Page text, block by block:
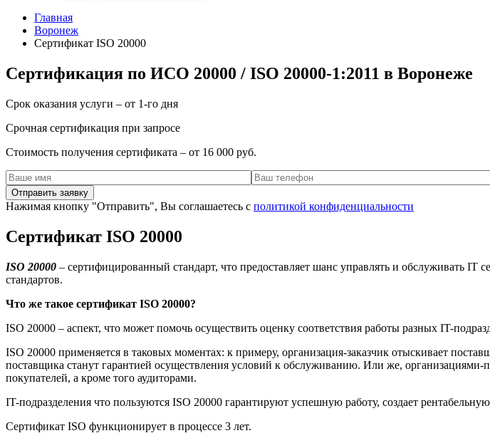
Главная
Воронеж
Сертификат ISO 20000
Сертификация по ИСО 20000 / ISO 20000-1:2011 в Воронеже
Срок оказания услуги – от 1-го дня
Срочная сертификация при запросе
Стоимость получения сертификата – от 16 000 руб.
Нажимая кнопку "Отправить", Вы соглашаетесь с политикой конфиденциальности
Сертификат ISO 20000
ISO 20000 – сертифицированный стандарт, что предоставляет шанс управлять и обслуживать IT
стандартов.
Что же такое сертификат ISO 20000?
ISO 20000 – аспект, что может помочь осуществить оценку соответствия работы разных IT-
ISO 20000 применяется в таковых моментах: к примеру, организация-заказчик отыскивает
поставщика станут гарантией осуществления условий к обслуживанию. Или же,
покупателей, а кроме того аудиторами.
IT-подразделения что пользуются ISO 20000 гарантируют успешную работу, создает
Сертификат ISO функционирует в процессе 3 лет.